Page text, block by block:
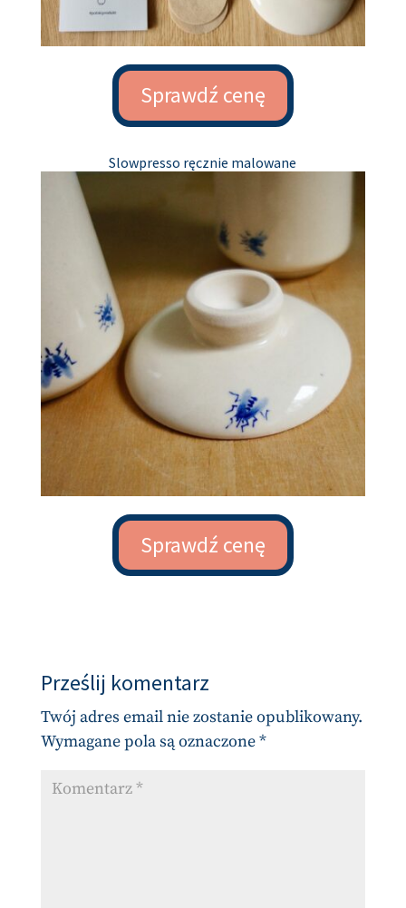
Sprawdź cenę
Slowpresso ręcznie malowane
Sprawdź cenę
Prześlij komentarz
Twój adres email nie zostanie opublikowany.
Wymagane pola są oznaczone*